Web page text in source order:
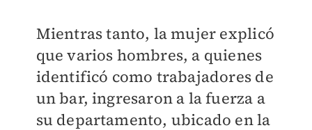
Mientras tanto, la mujer explicó
que varios hombres, a quienes
identificó como trabajadores de
un bar, ingresaron a la fuerza a
su departamento, ubicado en la